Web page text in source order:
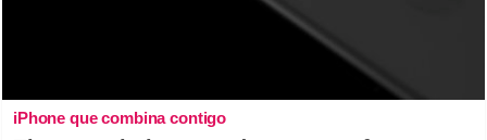
iPhone que combina contigo